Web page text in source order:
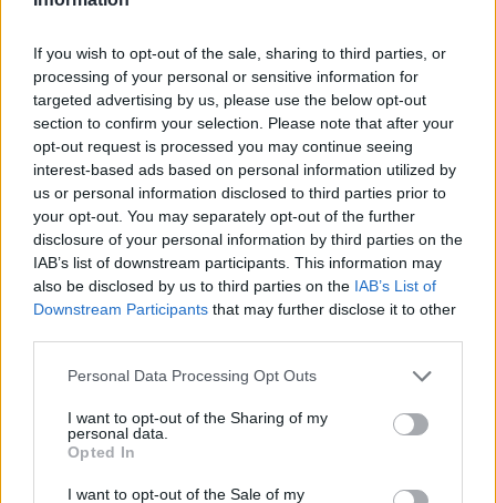
If you wish to opt-out of the sale, sharing to third parties, or
processing of your personal or sensitive information for
targeted advertising by us, please use the below opt-out
section to confirm your selection. Please note that after your
opt-out request is processed you may continue seeing
interest-based ads based on personal information utilized by
us or personal information disclosed to third parties prior to
your opt-out. You may separately opt-out of the further
disclosure of your personal information by third parties on the
IAB’s list of downstream participants. This information may
also be disclosed by us to third parties on the IAB’s List of
Downstream Participants that may further disclose it to other
Personal Data Processing Opt Outs
I want to opt-out of the Sharing of my
personal data.
Opted In
I want to opt-out of the Sale of my
generate dall'intelligenza artificiale, contribuendo a
preservare la reputazione dei brand dei propri clienti.
Attualmente, Orama vanta oltre 1500 utenti attivi,
acquisiti esclusivamente attraverso il passaparola
nella comunità degli sviluppatori. L'azienda gestisce
milioni di ricerche mensili, analizzando la qualità delle
conversazioni per proteggere la reputazione del
marchio. Il software gratuito di Orama registra circa
mezzo milione di download al mese, offrendo agli
utenti un prodotto senza restrizioni. Con un team
distribuito tra la sede legale di San Francisco e il centro
di engineering e design in Italia, Orama mira a
rivoluzionare il mondo dell'e-commerce con soluzioni
precisione.